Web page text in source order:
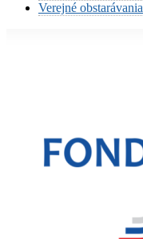
Verejné obstarávania